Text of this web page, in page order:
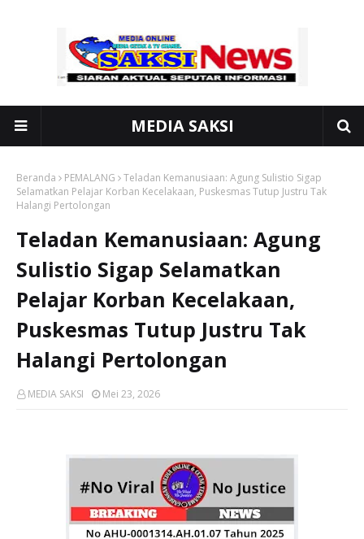
MEDIA SAKSI
Beranda PEMALANG
Teladan Kemanusiaan: Agung Sulistio Sigap
Selamatkan Pelajar Korban Kecelakaan, Puskesmas Tutup Justru Tak
Halangi Pertolongan
Teladan Kemanusiaan: Agung
Sulistio Sigap Selamatkan
Pelajar Korban Kecelakaan,
Puskesmas Tutup Justru Tak
Halangi Pertolongan
MEDIA SAKSI Mei 23, 2026